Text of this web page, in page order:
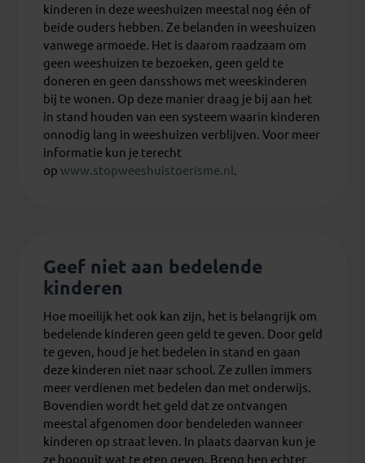
kinderen in deze weeshuizen meestal nog één of
beide ouders hebben. Ze belanden in weeshuizen
vanwege armoede. Het is daarom raadzaam om
geen weeshuizen te bezoeken, geen geld te
doneren en geen dansshows met weeskinderen
bij te wonen. Op deze manier draag je bij aan het
in stand houden van een systeem waarin kinderen
onnodig lang in weeshuizen verblijven. Voor meer
informatie kun je terecht
op www.stopweeshuistoerisme.nl .
Geef niet aan bedelende
kinderen
Hoe moeilijk het ook kan zijn, het is belangrijk om
bedelende kinderen geen geld te geven. Door geld
te geven, houd je het bedelen in stand en gaan
deze kinderen niet naar school. Ze zullen immers
meer verdienen met bedelen dan met onderwijs.
Bovendien wordt het geld dat ze ontvangen
meestal afgenomen door bendeleden wanneer
kinderen op straat leven. In plaats daarvan kun je
ze hooguit wat te eten geven. Breng hen echter